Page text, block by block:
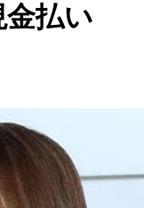
払い